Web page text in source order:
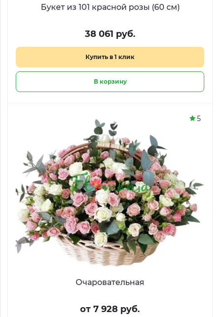
Букет из 101 красной розы (60 см)
38 061 руб.
Купить в 1 клик
В корзину
Очаровательная
от 7 928 руб.
5